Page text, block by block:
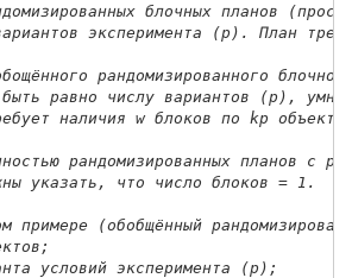
блочных планов
эксперимента (p). План
рандомизированного
равно числу вариантов (p),
наличия w блоков по kp
рандомизированных планов с
указать, что число блоков = 1.
примере (обобщённый
условий эксперимента (p);